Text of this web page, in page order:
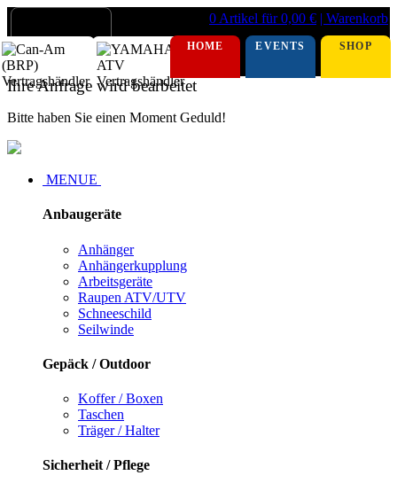
0 Artikel für 0,00 € | Warenkorb
HOME EVENTS SHOP
Ihre Anfrage wird bearbeitet
Bitte haben Sie einen Moment Geduld!
MENUE
Anbaugeräte
Anhänger
Anhängerkupplung
Arbeitsgeräte
Raupen ATV/UTV
Schneeschild
Seilwinde
Gepäck / Outdoor
Koffer / Boxen
Taschen
Träger / Halter
Sicherheit / Pflege